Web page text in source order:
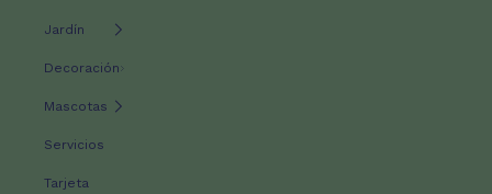
Jardín
Decoración
Mascotas
Servicios
Tarjeta